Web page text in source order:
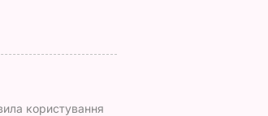
користування